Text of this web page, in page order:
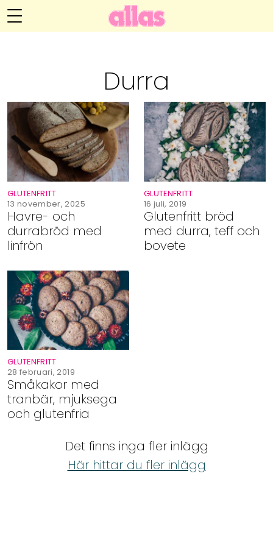
Relationer
Handarbete
Video
Bloggar
Shop
Hem & Trädgård
Underhållning
Om Oss
Annelie Anderssons blogg
Hem
Om Annelie
Kategorier
Arkiv
Webshop
Kontakt
Durra
Havre- och
durrabröd med
linfrön
GLUTENFRITT
13 november, 2025
Glutenfritt bröd
med durra, teff och
bovete
GLUTENFRITT
16 juli, 2019
Småkakor med
tranbär, mjuksega
och glutenfria
GLUTENFRITT
28 februari, 2019
Det finns inga fler inlägg
Här hittar du fler inlägg